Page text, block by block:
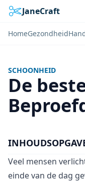
JaneCraft
HomeGezondheid
SCHOONHEID
De
Veel mensen
einde van de dag